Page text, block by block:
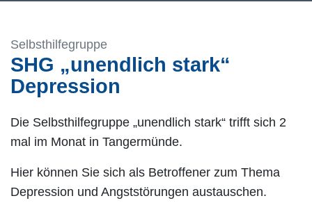
Selbsthilfegruppe
SHG „unendlich stark“
Depression
Die Selbsthilfegruppe „unendlich stark“ trifft sich 2
mal im Monat in Tangermünde.
Hier können Sie sich als Betroffener zum Thema
Depression und Angststörungen austauschen.